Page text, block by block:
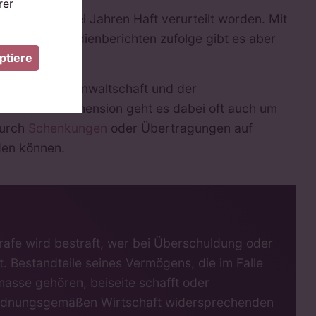
Krida zu zwei Jahren Haft verurteilt worden. Mit
Medienberichten zufolge gibt es aber
werden.
die Staatsanwaltschaft und der
Dimension geht es dabei oft auch um
Schenkungen oder Übertragungen auf
können.
wird bestraft, wer bei Überschuldung oder
seines Vermögens, die im Falle
gehören, beiseite schafft oder
Wirtschaft widersprechenden